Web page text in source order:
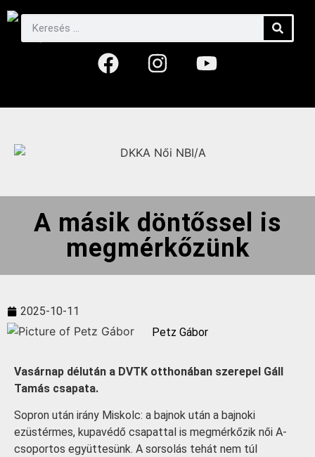
A másik döntőssel is
megmérkőzünk
2025-10-11
Petz Gábor
Vasárnap délután a DVTK otthonában szerepel Gáll
Tamás csapata.
Sopron után irány Miskolc: a bajnok után a bajnoki
ezüstérmes, kupavédő csapattal is megmérkőzik női A-
csoportos együttesünk. A sorsolás tehát nem túl